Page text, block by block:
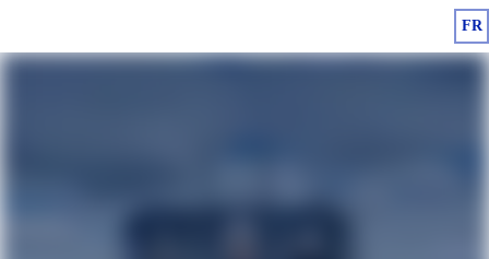
FR
Travailler chez Deutsche Windtechnik​